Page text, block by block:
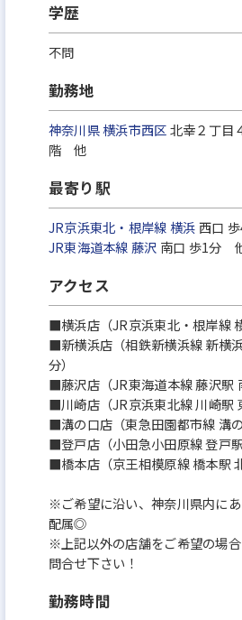
学歴
不問
勤務地
神奈川県横浜市西区北幸２丁目
階 他
最寄り駅
JR京浜東北・根岸線横浜 西口
JR東海道本線藤沢 南口 歩1分
アクセス
■横浜店（JR京浜東北・根岸線
■新横浜店（相鉄新横浜線 新横
分）
■藤沢店（JR東海道本線 藤沢駅
■川崎店（JR京浜東北線 川崎駅
■溝の口店（東急田園都市線 溝の
■登戸店（小田急小田原線 登戸駅
■橋本店（京王相模原線 橋本駅
※ご希望に沿い、神奈川県内に
配属◎
※上記以外の店舗をご希望の場
問合せ下さい！
勤務時間